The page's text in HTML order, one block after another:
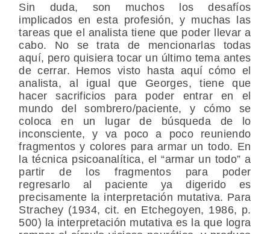
Sin duda, son muchos los desafíos
implicados en esta profesión, y muchas las
tareas que el analista tiene que poder llevar a
cabo. No se trata de mencionarlas todas
aquí, pero quisiera tocar un último tema antes
de cerrar. Hemos visto hasta aquí cómo el
analista, al igual que Georges, tiene que
hacer sacrificios para poder entrar en el
mundo del sombrero/paciente, y cómo se
coloca en un lugar de búsqueda de lo
inconsciente, y va poco a poco reuniendo
fragmentos y colores para armar un todo. En
la técnica psicoanalítica, el “armar un todo” a
partir de los fragmentos para poder
regresarlo al paciente ya digerido es
precisamente la interpretación mutativa. Para
Strachey (1934, cit. en Etchegoyen, 1986, p.
500) la interpretación mutativa es la que logra